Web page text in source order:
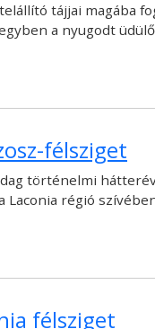
tájjai magába
a nyugodt
félsziget
történelmi
régió
félsziget